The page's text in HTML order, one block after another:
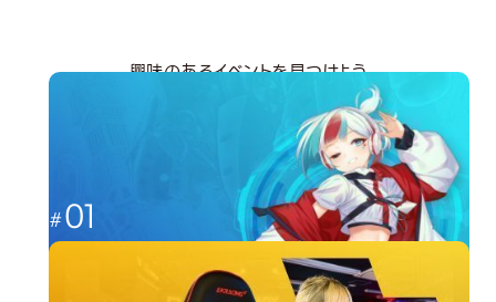
興味のあるイベントを見つけよう
分野から探す
01
これからのゲーム業界を担う人材へ